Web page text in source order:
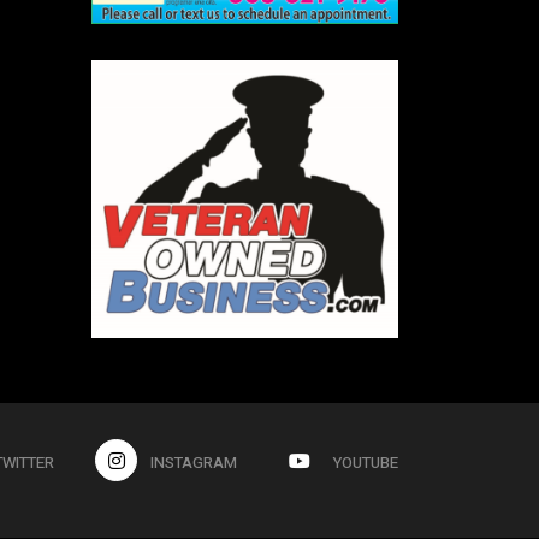
INSTAGRAM YOUTUBE